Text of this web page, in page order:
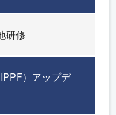
研修
）アップデ